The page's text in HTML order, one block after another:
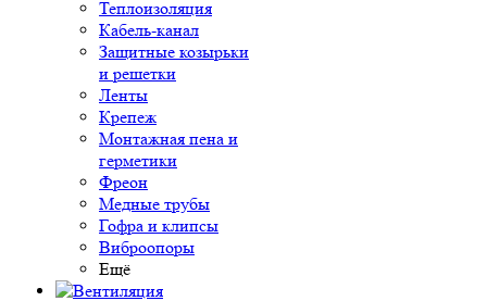
Теплоизоляция
Кабель-канал
Защитные козырьки
и решетки
Ленты
Крепеж
Монтажная пена и
герметики
Фреон
Медные трубы
Гофра и клипсы
Виброопоры
Ещё